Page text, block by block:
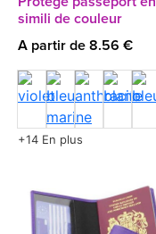
simili de couleur
A partir de 8.56 €
+14 En plus